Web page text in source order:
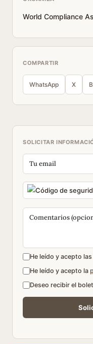
World Compliance
COMPARTIR
WhatsApp X
SOLICITAR
He leído y acepto las
He leído y acepto la
Deseo recibir el